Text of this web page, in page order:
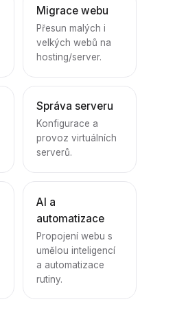
Migrace webu
Přesun malých i
velkých webů na
hosting/server.
Správa serveru
Konfigurace a
provoz virtuálních
serverů.
AI a
automatizace
Propojení webu s
umělou inteligencí
a automatizace
rutiny.